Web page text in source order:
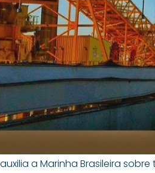
a Marinha Brasileira